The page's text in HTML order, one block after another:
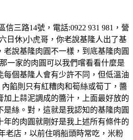
信三路14號，電話:0922 931 981，營
日休)小虎哥，你老說基隆人出了基
老說基隆肉圓不一樣，到底基隆肉圓
一家的肉圓可以我們嚐看看什麼是
每個基隆人會有少許不同，但低溫油
餡則只有紅糟肉和筍絲或筍丁，醬
加上蒜泥調成的醬汁，上面最好放的
是絲。對，這就是我認知的基隆肉圓
年的肉圓就剛好是我上述所有條件的
老店，以前住哨船頭時常吃，米粉